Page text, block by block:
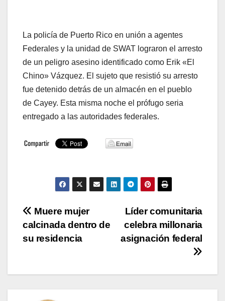
La policía de Puerto Rico en unión a agentes
Federales y la unidad de SWAT lograron el arresto
de un peligro asesino identificado como Erik «El
Chino» Vázquez. El sujeto que resistió su arresto
fue detenido detrás de un almacén en el pueblo
de Cayey. Esta misma noche el prófugo seria
entregado a las autoridades federales.
Navegación
de
Líder comunitaria
celebra millonaria
asignación federal
Muere mujer
calcinada dentro de
su residencia